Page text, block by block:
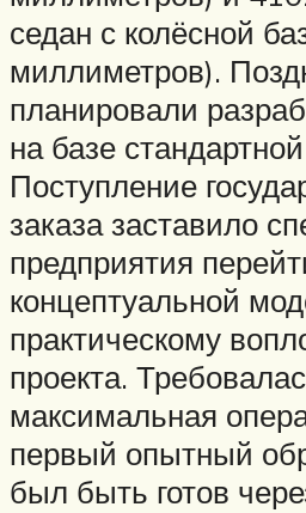
седан с колёсной
миллиметров).
планировали
на базе
Поступление
заказа заставило
предприятия
концептуальной
практическому
проекта.
максимальная
первый опытный
был быть готов